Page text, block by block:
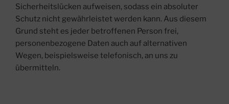
Sicherheitslücken aufweisen, sodass ein absoluter
Schutz nicht gewährleistet werden kann. Aus diesem
Grund steht es jeder betroffenen Person frei,
personenbezogene Daten auch auf alternativen
Wegen, beispielsweise telefonisch, an uns zu
übermitteln.